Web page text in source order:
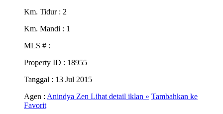
Km. Tidur : 2
Km. Mandi : 1
MLS # :
Property ID : 18955
Tanggal : 13 Jul 2015
Agen : Anindya Zen Lihat detail iklan » Tambahkan ke
Favorit